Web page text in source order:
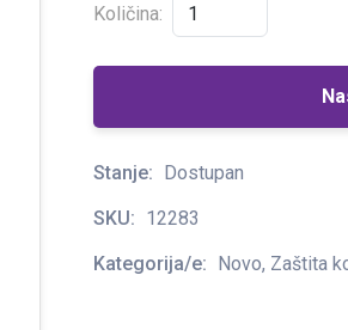
Količina:
Stanje: Dostupan
SKU: 12283
Kategorija/e: Novo, Zaštita